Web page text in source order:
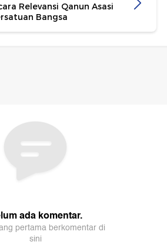
Relevansi Qanun Asasi
Bangsa